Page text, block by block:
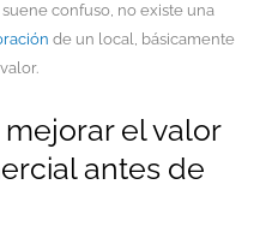
confuso, no existe una
de un local, básicamente
el valor
antes de